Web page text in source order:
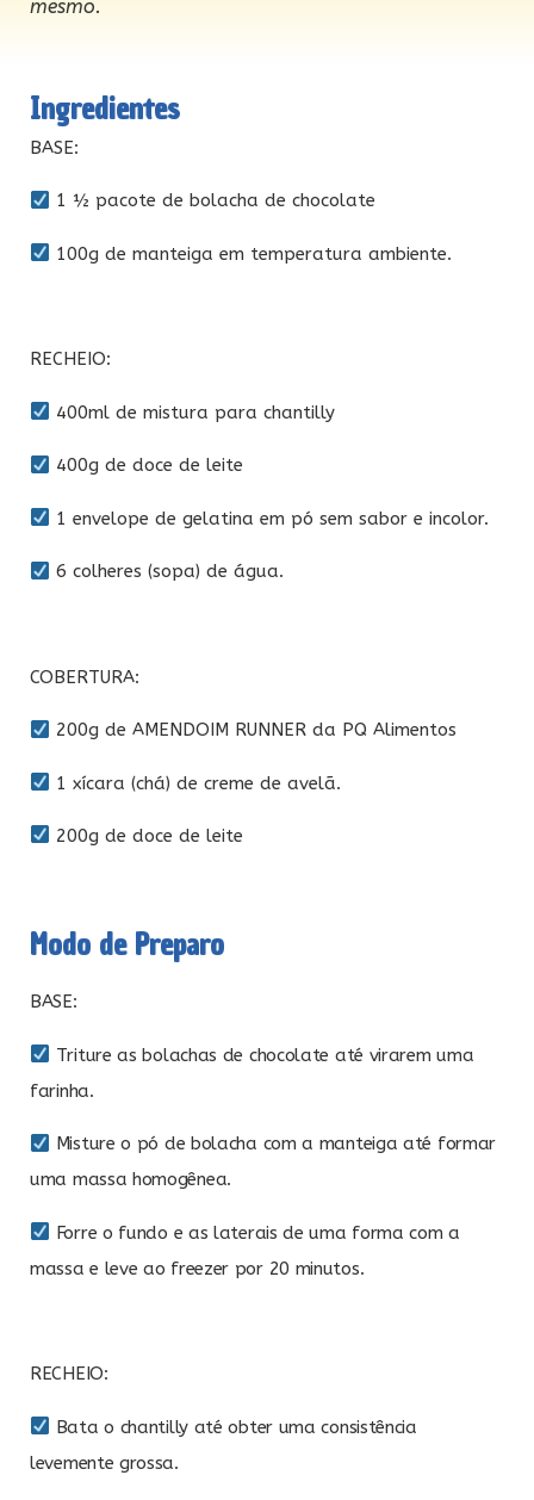
mesmo.
Ingredientes
BASE:
1 ½ pacote de bolacha de chocolate
100g de manteiga em temperatura ambiente.
RECHEIO:
400ml de mistura para chantilly
400g de doce de leite
1 envelope de gelatina em pó sem sabor e incolor.
6 colheres (sopa) de água.
COBERTURA:
200g de AMENDOIM RUNNER da PQ Alimentos
1 xícara (chá) de creme de avelã.
200g de doce de leite
Modo de Preparo
BASE:
Triture as bolachas de chocolate até virarem uma
farinha.
Misture o pó de bolacha com a manteiga até formar
uma massa homogênea.
Forre o fundo e as laterais de uma forma com a
massa e leve ao freezer por 20 minutos.
RECHEIO:
Bata o chantilly até obter uma consistência
levemente grossa.